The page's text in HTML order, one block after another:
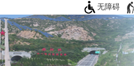
无障碍